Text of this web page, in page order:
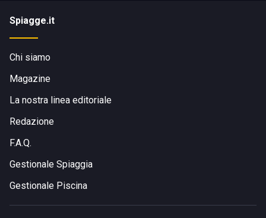
Spiagge.it
Chi siamo
Magazine
La nostra linea editoriale
Redazione
F.A.Q.
Gestionale Spiaggia
Gestionale Piscina